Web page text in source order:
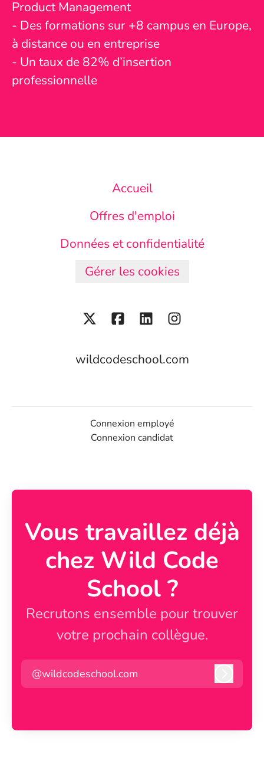
Product Management
- Des formations sur +8 campus en Europe,
à distance ou en entreprise
- Un taux de 82% d’insertion
professionnelle
Accueil
Offres d'emploi
Données et confidentialité
Gérer les cookies
wildcodeschool.com
Connexion employé
Connexion candidat
Vous travaillez déjà
chez Wild Code
School ?
Recrutons ensemble pour trouver
votre prochain collègue.
@wildcodeschool.com